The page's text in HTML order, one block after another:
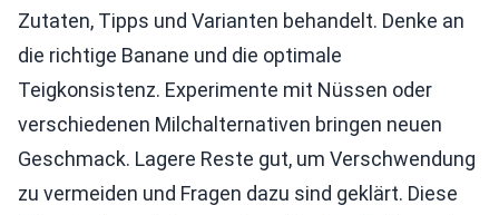
Zutaten, Tipps und Varianten behandelt. Denke an
die richtige Banane und die optimale
Teigkonsistenz. Experimente mit Nüssen oder
verschiedenen Milchalternativen bringen neuen
Geschmack. Lagere Reste gut, um Verschwendung
zu vermeiden und Fragen dazu sind geklärt. Diese